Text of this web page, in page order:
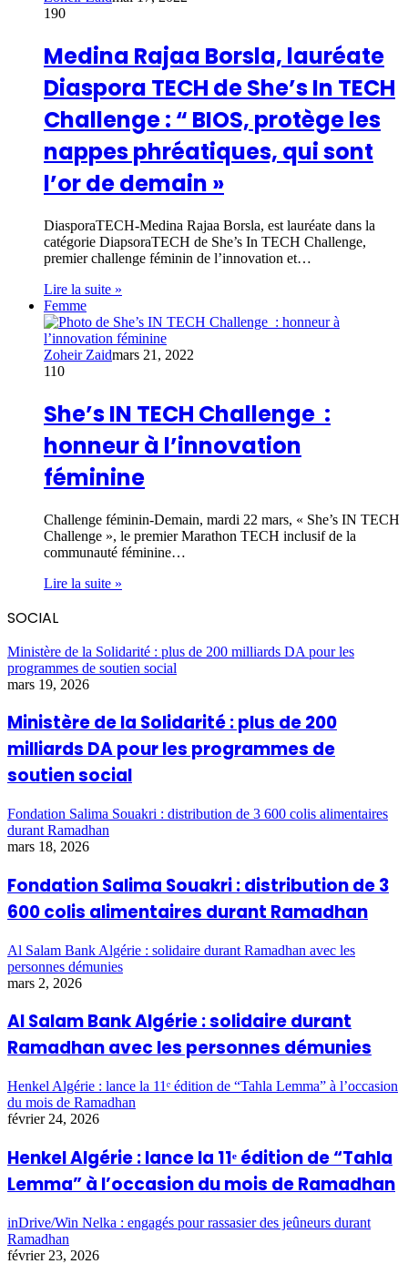
190
Medina Rajaa Borsla, lauréate
Diaspora TECH de She’s In TECH
Challenge : “ BIOS, protège les
nappes phréatiques, qui sont
l’or de demain »
DiasporaTECH-Medina Rajaa Borsla, est lauréate dans la
catégorie DiapsoraTECH de She’s In TECH Challenge,
premier challenge féminin de l’innovation et…
Lire la suite »
Femme
Zoheir Zaidmars 21, 2022
110
She’s IN TECH Challenge ‎ :
honneur à l’innovation
féminine
Challenge féminin-Demain, mardi 22 mars, « She’s IN TECH
Challenge », le premier Marathon TECH inclusif de la
communauté féminine…
Lire la suite »
SOCIAL
Ministère de la Solidarité : plus de 200 milliards DA pour les
programmes de soutien social
mars 19, 2026
Ministère de la Solidarité : plus de 200
milliards DA pour les programmes de
soutien social
Fondation Salima Souakri : distribution de 3 600 colis alimentaires
durant Ramadhan
mars 18, 2026
Fondation Salima Souakri : distribution de 3
600 colis alimentaires durant Ramadhan
Al Salam Bank Algérie : solidaire durant Ramadhan avec les
personnes démunies
mars 2, 2026
Al Salam Bank Algérie : solidaire durant
Ramadhan avec les personnes démunies
Henkel Algérie : lance la 11ᵉ édition de “Tahla Lemma” à l’occasion
du mois de Ramadhan
février 24, 2026
Henkel Algérie : lance la 11ᵉ édition de “Tahla
Lemma” à l’occasion du mois de Ramadhan
inDrive/Win Nelka : engagés pour rassasier des jeûneurs durant
Ramadhan
février 23, 2026